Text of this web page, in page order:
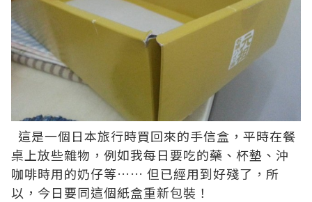
這是一個日本旅行時買回來的手信盒，平時在餐
桌上放些雜物，例如我每日要吃的藥、杯墊、沖
咖啡時用的奶仔等…… 但已經用到好殘了，所
以，今日要同這個紙盒重新包裝！